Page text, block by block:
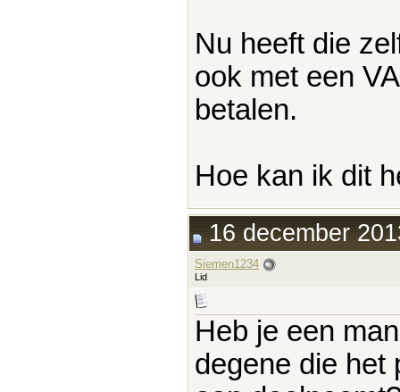
Nu heeft die
ook met een
betalen.
Hoe kan ik dit
16 december
Siemen1234
Lid
Heb je een
degene die het